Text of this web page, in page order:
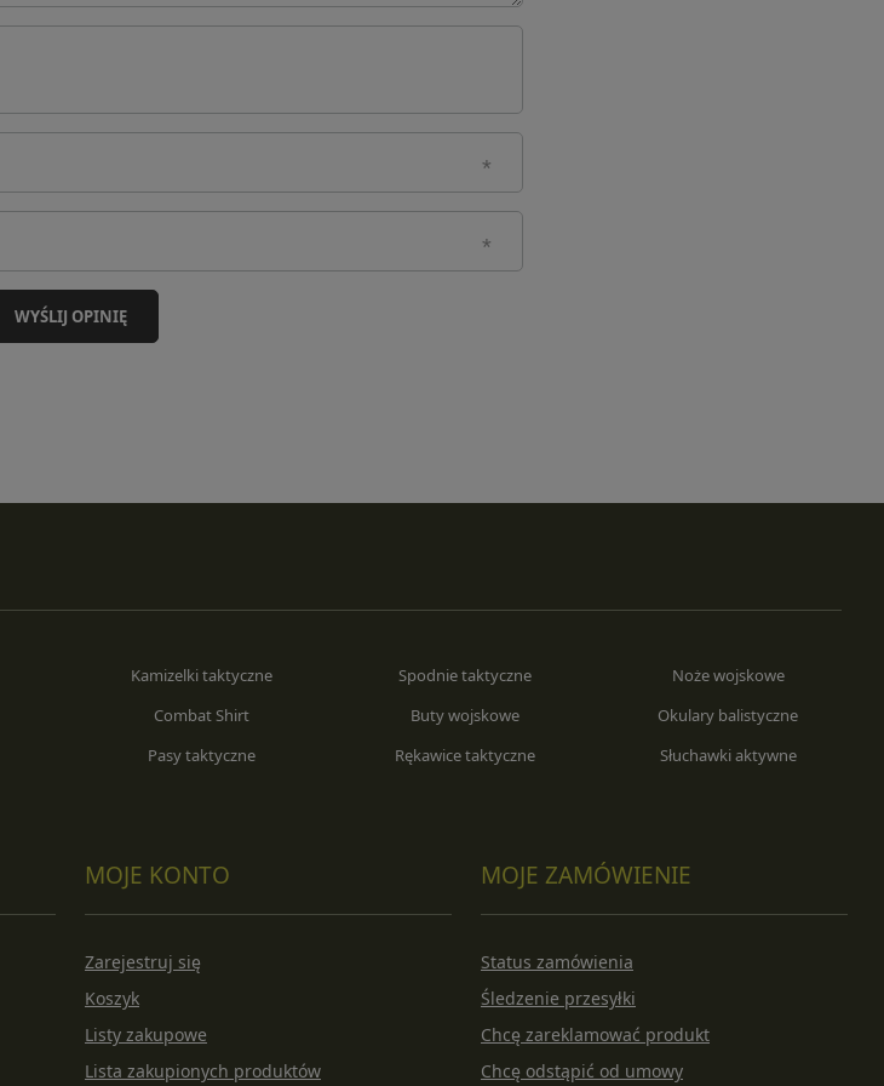
WYŚLIJ OPINIĘ
Kamizelki taktyczne
Combat Shirt
Pasy taktyczne
Spodnie taktyczne
Buty wojskowe
Rękawice taktyczne
Noże wojskowe
Okulary balistyczne
Słuchawki aktywne
MOJE ZAMÓWIENIE
Status zamówienia
Śledzenie przesyłki
Chcę zareklamować produkt
Chcę odstąpić od umowy
MOJE KONTO
Zarejestruj się
Koszyk
Listy zakupowe
Lista zakupionych produktów